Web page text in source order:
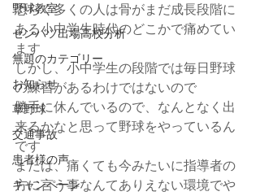
野球教室
センバツ出場高校分析
無題のカテゴリー
お知らせ
草野球
交通事故
患者様の声
キャンペーン
恐らく多くの人は骨がまだ成長段階に
ある小中学生時代のどこかで痛めてい
ます
しかし、小中学生の段階では毎日野球
の練習があるわけではないので
勝手に休んでいるので、なんとなく出
来るかなと思って野球をやっているん
です
または、痛くても今みたいに指導者の
方に言う事なんてありえない環境でや